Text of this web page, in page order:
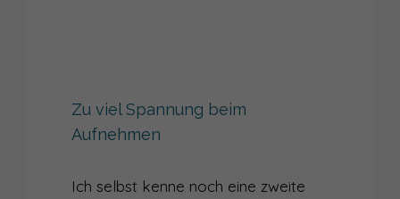
Zu viel Spannung beim
Aufnehmen
Ich selbst kenne noch eine zweite